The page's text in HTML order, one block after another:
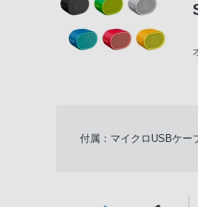
付属：マイクロUSBケー